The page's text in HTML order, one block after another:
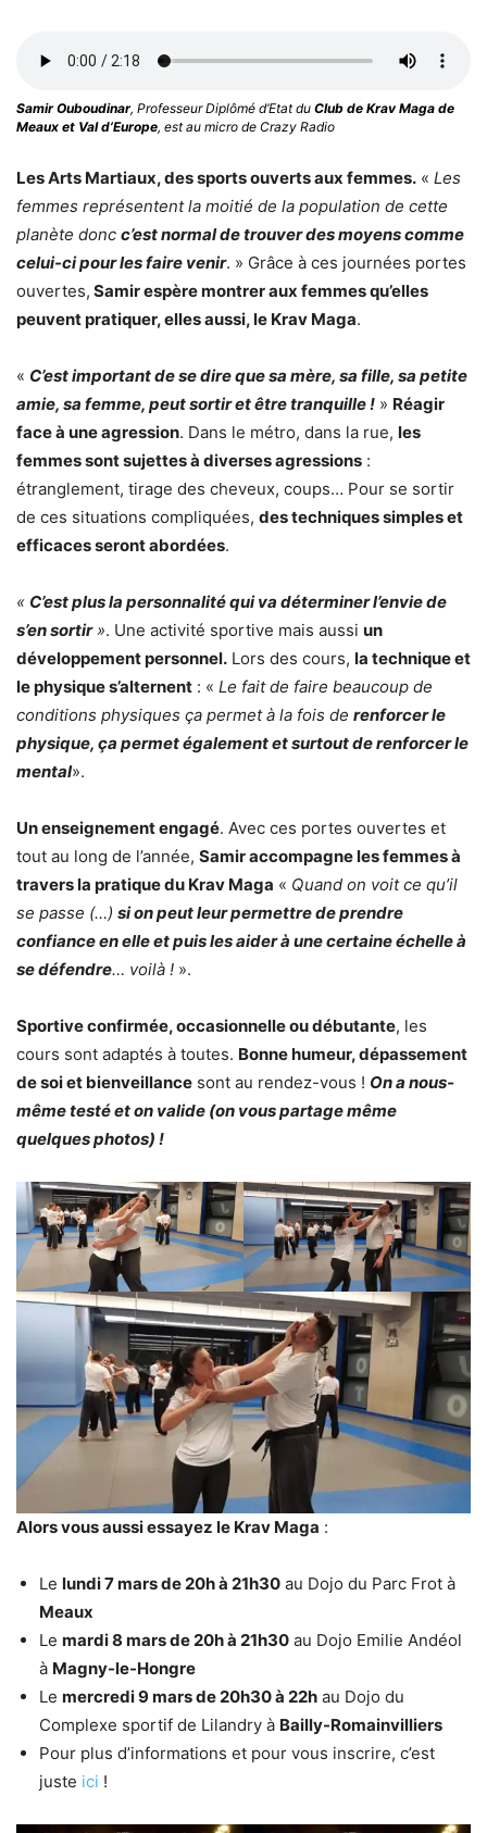
Samir Ouboudinar, Professeur Diplômé d’Etat du Club de Krav Maga de
Meaux et Val d’Europe, est au micro de Crazy Radio
Les Arts Martiaux, des sports ouverts aux femmes. « Les
femmes représentent la moitié de la population de cette
planète donc c’est normal de trouver des moyens comme
celui-ci pour les faire venir. » Grâce à ces journées portes
ouvertes, Samir espère montrer aux femmes qu’elles
peuvent pratiquer, elles aussi, le Krav Maga.
« C’est important de se dire que sa mère, sa fille, sa petite
amie, sa femme, peut sortir et être tranquille ! » Réagir
face à une agression. Dans le métro, dans la rue, les
femmes sont sujettes à diverses agressions :
étranglement, tirage des cheveux, coups… Pour se sortir
de ces situations compliquées, des techniques simples et
efficaces seront abordées.
« C’est plus la personnalité qui va déterminer l’envie de
s’en sortir». Une activité sportive mais aussi un
développement personnel. Lors des cours, la technique et
le physique s’alternent : « Le fait de faire beaucoup de
conditions physiques ça permet à la fois de renforcer le
physique, ça permet également et surtout de renforcer le
mental».
Un enseignement engagé. Avec ces portes ouvertes et
tout au long de l’année, Samir accompagne les femmes à
travers la pratique du Krav Maga « Quand on voit ce qu’il
se passe (…) si on peut leur permettre de prendre
confiance en elle et puis les aider à une certaine échelle à
se défendre… voilà ! ».
Sportive confirmée, occasionnelle ou débutante, les
cours sont adaptés à toutes. Bonne humeur, dépassement
de soi et bienveillance sont au rendez-vous ! On a nous-
même testé et on valide (on vous partage même
quelques photos) !
Alors vous aussi essayez le Krav Maga :
Le lundi 7 mars de 20h à 21h30 au Dojo du Parc Frot à
Meaux
Le mardi 8 mars de 20h à 21h30 au Dojo Emilie Andéol
à Magny-le-Hongre
Le mercredi 9 mars de 20h30 à 22h au Dojo du
Complexe sportif de Lilandry à Bailly-Romainvilliers
Pour plus d’informations et pour vous inscrire, c’est
juste ici !